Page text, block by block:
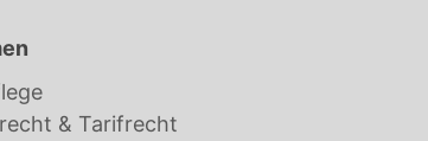
& Tarifrecht